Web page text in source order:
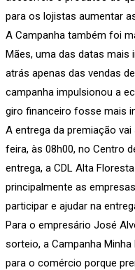
para os lojistas aumentar
A Campanha também foi
Mães, uma das datas
atrás apenas das vendas
campanha impulsionou a
giro financeiro fosse mais
A entrega da premiação
feira, às 08h00, no Centro
entrega, a CDL Alta
principalmente as
participar e ajudar na
Para o empresário José
sorteio, a Campanha
para o comércio porque